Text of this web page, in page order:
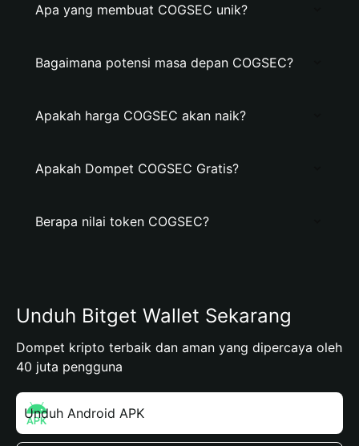
Apa yang membuat COGSEC unik?
Bagaimana potensi masa depan COGSEC?
Apakah harga COGSEC akan naik?
Apakah Dompet COGSEC Gratis?
Berapa nilai token COGSEC?
Unduh Bitget Wallet Sekarang
Dompet kripto terbaik dan aman yang dipercaya oleh
40 juta pengguna
Unduh Android APK